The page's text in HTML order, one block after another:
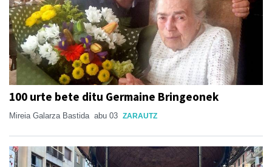
100 urte bete ditu Germaine Bringeonek
Mireia Galarza Bastida abu 03 ZARAUTZ